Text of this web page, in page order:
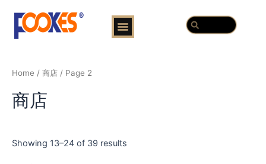
Menu SearchSearch
Home / 商店 / Page 2
商店
Showing 13–24 of 39 results